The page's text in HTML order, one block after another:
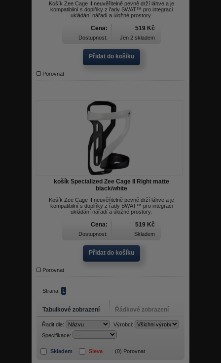
Košík Zee Cage II neuvěřitelně pevně drží láhve a je
kompatibilní s doplňky z řady SWAT™ pro integraci
ukládání nářadí a úložné prostory.
Cena: 519 Kč
Dostupnost: Jen 2 skladem
Přidat do košíku
Porovnat
košík Specialized Zee Cage II Right matte
black/white
Košík Zee Cage II neuvěřitelně pevně drží láhve a je
kompatibilní s doplňky z řady SWAT™ pro integraci
ukládání nářadí a úložné prostory.
Cena: 519 Kč
Dostupnost: Skladem
Přidat do košíku
Porovnat
Strana: 1
Tabulkové zobrazení Řádkové zobrazení
Řadit dle:
Výrobci:
Specifikace:
Skladem Sleva (0) Porovnat